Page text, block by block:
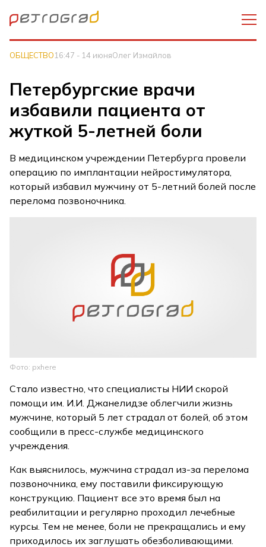
ОБЩЕСТВО16:47 - 14 июняОлег Измайлов
Петербургские врачи
избавили пациента от
жуткой 5-летней боли
В медицинском учреждении Петербурга провели
операцию по имплантации нейростимулятора,
который избавил мужчину от 5-летний болей после
перелома позвоночника.
Фото: pxhere
Стало известно, что специалисты НИИ скорой
помощи им. И.И. Джанелидзе облегчили жизнь
мужчине, который 5 лет страдал от болей, об этом
сообщили в пресс-службе медицинского
учреждения.
Как выяснилось, мужчина страдал из-за перелома
позвоночника, ему поставили фиксирующую
конструкцию. Пациент все это время был на
реабилитации и регулярно проходил лечебные
курсы. Тем не менее, боли не прекращались и ему
приходилось их заглушать обезболивающими.